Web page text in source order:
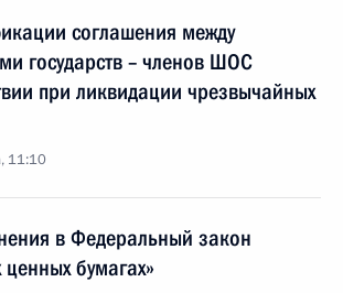
соглашения между
государств – членов ШОС
при ликвидации чрезвычайных
11:10
в Федеральный закон
бумагах»